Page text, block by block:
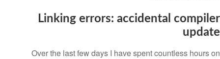
Linking errors: accidental compiler
update
Over the last few days I have spent countless hours on